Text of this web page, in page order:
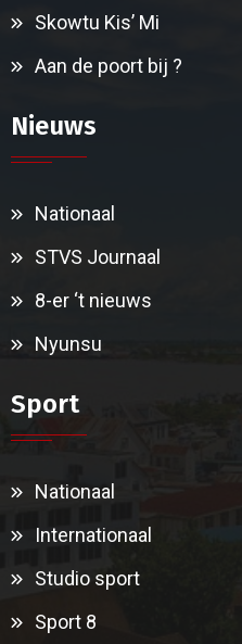
Skowtu Kis’ Mi
Aan de poort bij ?
Nieuws
Nationaal
STVS Journaal
8-er ‘t nieuws
Nyunsu
Sport
Nationaal
Internationaal
Studio sport
Sport 8